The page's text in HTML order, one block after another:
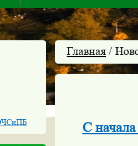
Главная /
С